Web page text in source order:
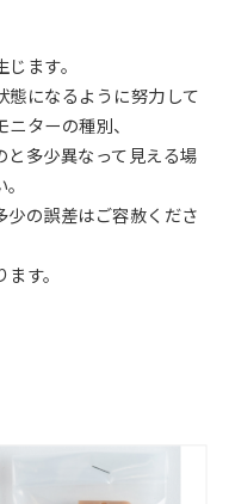
ます。
態になるように努力して
ターの種別、
多少異なって見える場
の誤差はご容赦くださ
す。